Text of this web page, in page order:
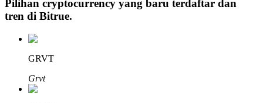
Investasi Otomatis
Raih keuntungan jangka panjang dan kepentingan fleksibel
Pilihan cryptocurrency yang baru terdaftar dan
tren di Bitrue.
GRVT
Grvt